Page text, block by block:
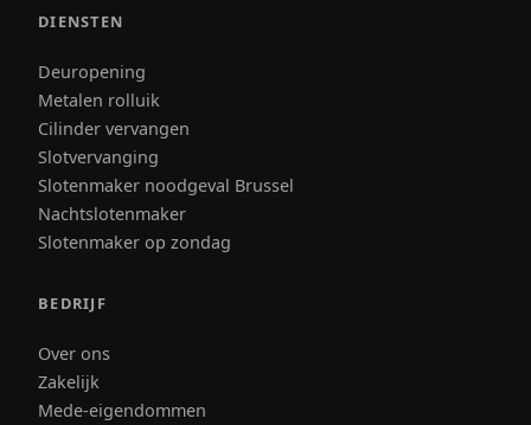
DIENSTEN
Deuropening
Metalen rolluik
Cilinder vervangen
Slotvervanging
Slotenmaker noodgeval Brussel
Nachtslotenmaker
Slotenmaker op zondag
BEDRIJF
Over ons
Zakelijk
Mede-eigendommen